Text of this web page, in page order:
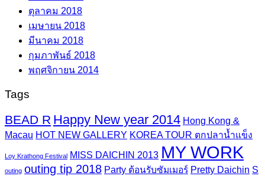
ตุลาคม 2018
เมษายน 2018
มีนาคม 2018
กุมภาพันธ์ 2018
พฤศจิกายน 2014
Tags
BEAD R Happy New year 2014 Hong Kong &
Macau HOT NEW GALLERY KOREA TOUR ตกปลาน้ำแข็ง
Loy Krathong Festival MISS DAICHIN 2013 MY WORK
outing outing tip 2018 Party ต้อนรับซัมเมอร์ Pretty Daichin S